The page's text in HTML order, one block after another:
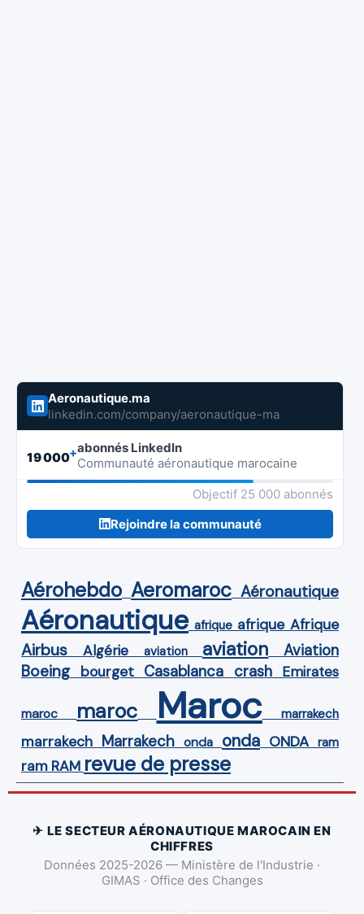
Aeronautique.ma
linkedin.com/company/aeronautique-ma
19 000+abonnés LinkedIn
Communauté aéronautique marocaine
Objectif 25 000 abonnés
Rejoindre la communauté
Aérohebdo Aeromaroc Aéronautique
Aéronautique afrique afrique Afrique
Airbus Algérie aviation aviation Aviation
Boeing bourget Casablanca crash Emirates
maroc maroc Maroc marrakech
marrakech Marrakech onda onda ONDA ram
ram RAM revue de presse
✈ LE SECTEUR AÉRONAUTIQUE MAROCAIN EN
CHIFFRES
Données 2025-2026 — Ministère de l'Industrie ·
GIMAS · Office des Changes